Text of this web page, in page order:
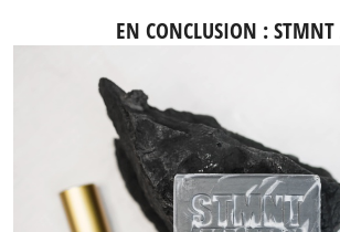
EN CONCLUSION :